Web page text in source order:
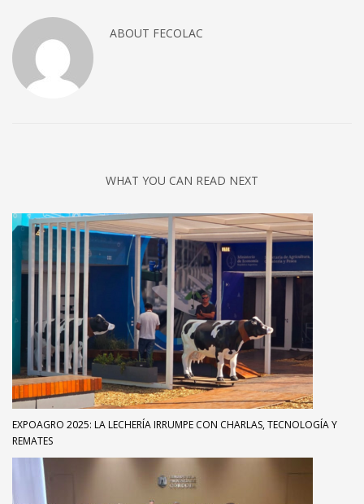
ABOUT FECOLAC
WHAT YOU CAN READ NEXT
EXPOAGRO 2025: LA LECHERÍA IRRUMPE CON CHARLAS, TECNOLOGÍA Y
REMATES